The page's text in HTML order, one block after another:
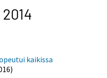
kaikissa